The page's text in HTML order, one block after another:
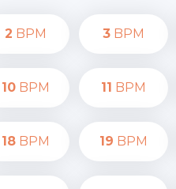
2 BPM 3BPM
10BPM 11 BPM
18BPM 19 BPM